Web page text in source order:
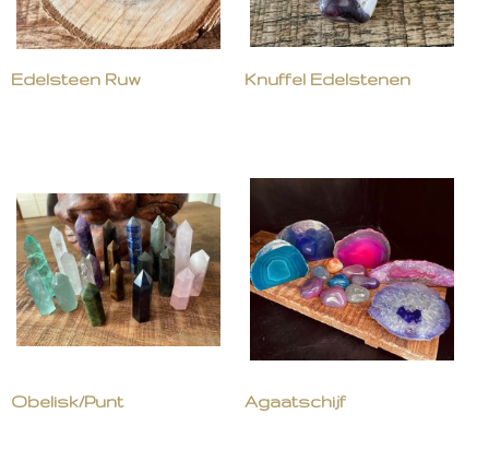
Edelsteen Ruw Knuffel Edelstenen
Obelisk/Punt Agaatschijf